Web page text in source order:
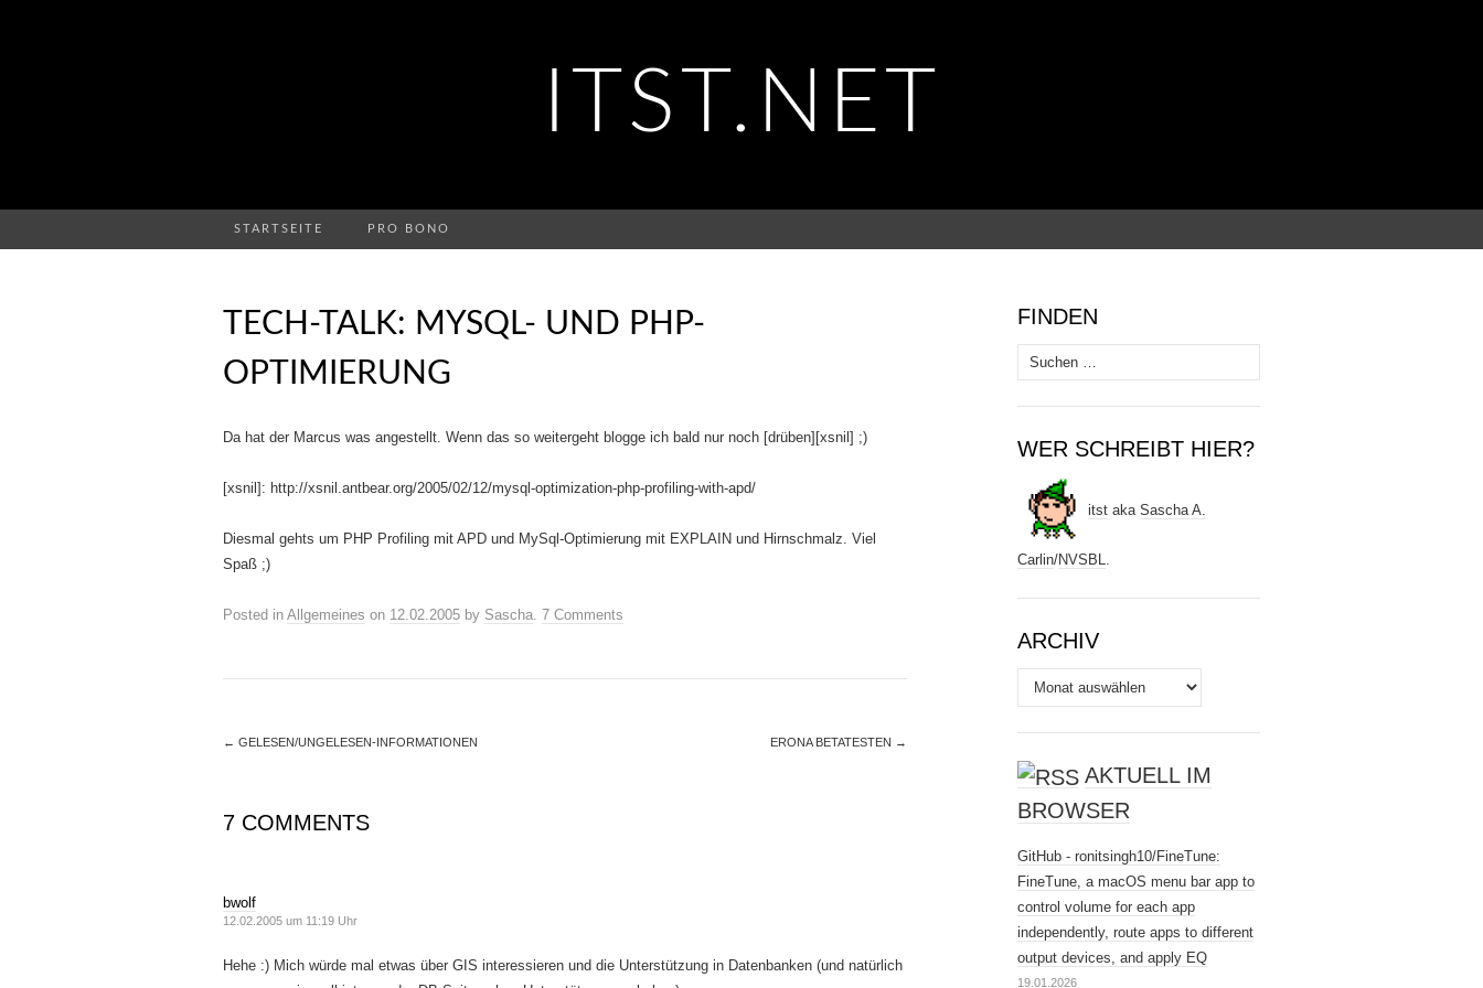
ITST.NET
STARTSEITE PRO BONO
nach:
TECH-TALK: MYSQL- UND PHP-
OPTIMIERUNG
Da hat der Marcus was angestellt. Wenn das so weitergeht blogge ich bald nur noch [drüben][xsnil] ;)
[xsnil]: http://xsnil.antbear.org/2005/02/12/mysql-optimization-php-profiling-with-apd/
Diesmal gehts um PHP Profiling mit APD und MySql-Optimierung mit EXPLAIN und Hirnschmalz. Viel
Spaß ;)
Posted in Allgemeines on 12.02.2005 by Sascha. 7 Comments
← GELESEN/UNGELESEN-INFORMATIONEN ERONA BETATESTEN →
7 COMMENTS
bwolf
12.02.2005 um 11:19 Uhr
Hehe :) Mich würde mal etwas über GIS interessieren und die Unterstützung in Datenbanken (und natürlich
FINDEN
Suchen
nach:
WER SCHREIBT HIER?
itst aka Sascha A.
Carlin/NVSBL.
ARCHIV
Archiv
AKTUELL IM
BROWSER
GitHub - ronitsingh10/FineTune:
FineTune, a macOS menu bar app to
control volume for each app
independently, route apps to different
output devices, and apply EQ
19.01.2026